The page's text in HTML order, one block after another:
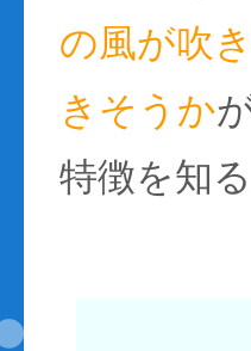
の風が吹
きそうか
特徴を知